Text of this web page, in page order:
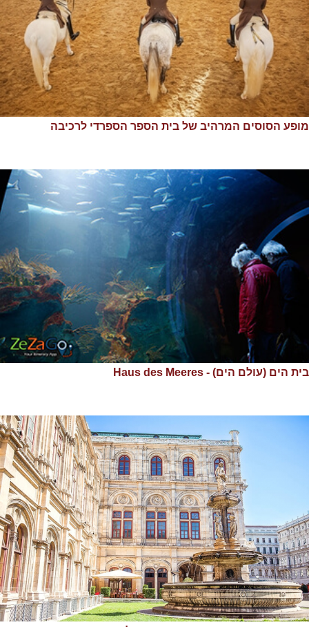
מופע הסוסים המרהיב של בית הספר הספרדי לרכיבה
בית הים (עולם הים) - Haus des Meeres